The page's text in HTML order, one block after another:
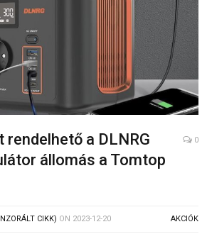
a DLNRG
állomás a Tomtop
0
CIKK) ON 2023-12-20 AKCIÓK